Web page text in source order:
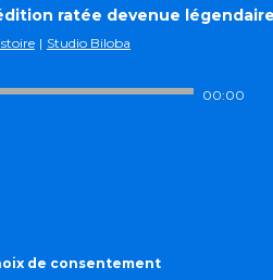
ratée devenue
| Studio Biloba
00:00
de consentement